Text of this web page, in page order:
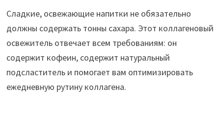
Сладкие, освежающие напитки не обязательно
должны содержать тонны сахара. Этот коллагеновый
освежитель отвечает всем требованиям: он
содержит кофеин, содержит натуральный
подсластитель и помогает вам оптимизировать
ежедневную рутину коллагена.